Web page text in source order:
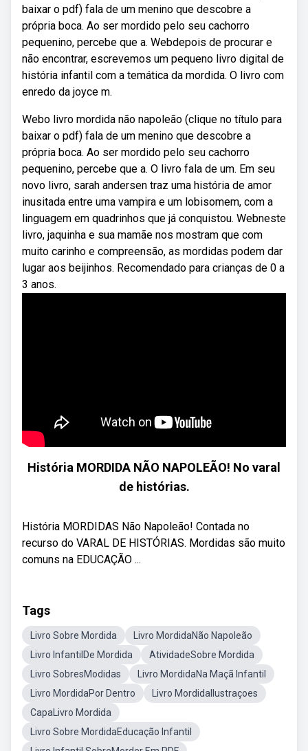
baixar o pdf) fala de um menino que descobre a
própria boca. Ao ser mordido pelo seu cachorro
pequenino, percebe que a. Webdepois de procurar e
não encontrar, escrevemos um pequeno livro digital de
história infantil com a temática da mordida. O livro com
enredo da joyce m.
Webo livro mordida não napoleão (clique no título para
baixar o pdf) fala de um menino que descobre a
própria boca. Ao ser mordido pelo seu cachorro
pequenino, percebe que a. O livro fala de um. Em seu
novo livro, sarah andersen traz uma história de amor
inusitada entre uma vampira e um lobisomem, com a
linguagem em quadrinhos que já conquistou. Webneste
livro, jaquinha e sua mamãe nos mostram que com
muito carinho e compreensão, as mordidas podem dar
lugar aos beijinhos. Recomendado para crianças de 0 a
3 anos.
História MORDIDA NÃO NAPOLEÃO! No varal
de histórias.
História MORDIDAS Não Napoleão! Contada no
recurso do VARAL DE HISTÓRIAS. Mordidas são muito
comuns na EDUCAÇÃO ...
Tags
Livro Sobre Mordida
Livro MordidaNão Napoleão
Livro InfantilDe Mordida
AtividadeSobre Mordida
Livro SobresModidas
Livro MordidaNa Maçã Infantil
Livro MordidaPor Dentro
Livro MordidaIlustraçoes
CapaLivro Mordida
Livro Sobre MordidaEducação Infantil